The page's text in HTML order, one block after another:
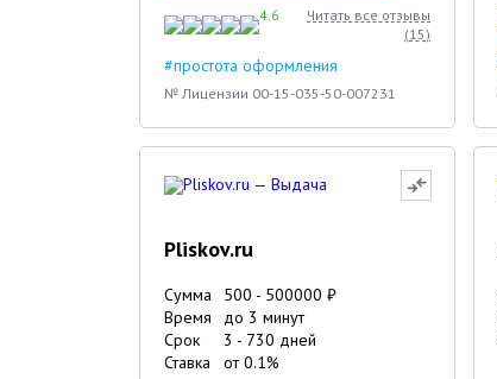
4.6
Читать все отзывы
(15)
#простота оформления
№ Лицензии 00-15-035-50-007231
Pliskov.ru
Сумма 500 - 500000 ₽
Время
до 3 минут
Срок
3 - 730 дней
Ставка
от0.1%